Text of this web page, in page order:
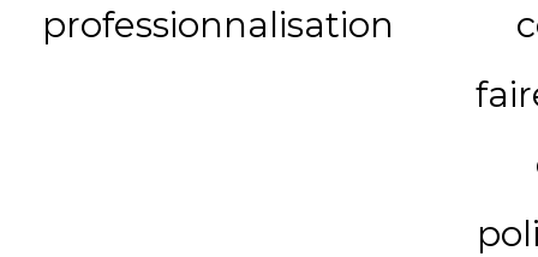
professionnalisation